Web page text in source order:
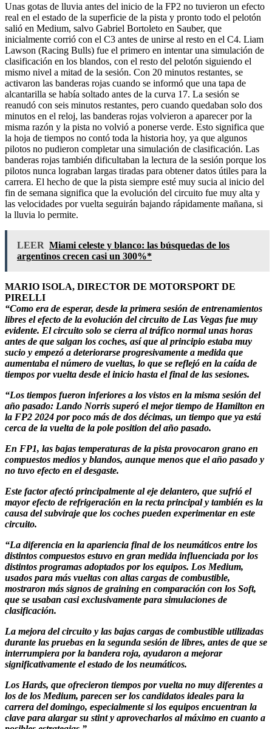
Unas gotas de lluvia antes del inicio de la FP2 no tuvieron un efecto
real en el estado de la superficie de la pista y pronto todo el pelotón
salió en Medium, salvo Gabriel Bortoleto en Sauber, que
inicialmente corrió con el C3 antes de unirse al resto en el C4. Liam
Lawson (Racing Bulls) fue el primero en intentar una simulación de
clasificación en los blandos, con el resto del pelotón siguiendo el
mismo nivel a mitad de la sesión. Con 20 minutos restantes, se
activaron las banderas rojas cuando se informó que una tapa de
alcantarilla se había soltado antes de la curva 17. La sesión se
reanudó con seis minutos restantes, pero cuando quedaban solo dos
minutos en el reloj, las banderas rojas volvieron a aparecer por la
misma razón y la pista no volvió a ponerse verde. Esto significa que
la hoja de tiempos no contó toda la historia hoy, ya que algunos
pilotos no pudieron completar una simulación de clasificación. Las
banderas rojas también dificultaban la lectura de la sesión porque los
pilotos nunca lograban largas tiradas para obtener datos útiles para la
carrera. El hecho de que la pista siempre esté muy sucia al inicio del
fin de semana significa que la evolución del circuito fue muy alta y
las velocidades por vuelta seguirán bajando rápidamente mañana, si
la lluvia lo permite.
LEER Miami celeste y blanco: las búsquedas de los
argentinos crecen casi un 300%*
MARIO ISOLA, DIRECTOR DE MOTORSPORT DE
PIRELLI
“Como era de esperar, desde la primera sesión de entrenamientos
libres el efecto de la evolución del circuito de Las Vegas fue muy
evidente. El circuito solo se cierra al tráfico normal unas horas
antes de que salgan los coches, así que al principio estaba muy
sucio y empezó a deteriorarse progresivamente a medida que
aumentaba el número de vueltas, lo que se reflejó en la caída de
tiempos por vuelta desde el inicio hasta el final de las sesiones.
“Los tiempos fueron inferiores a los vistos en la misma sesión del
año pasado: Lando Norris superó el mejor tiempo de Hamilton en
la FP2 2024 por poco más de dos décimas, un tiempo que ya está
cerca de la vuelta de la pole position del año pasado.
En FP1, las bajas temperaturas de la pista provocaron grano en
compuestos medios y blandos, aunque menos que el año pasado y
no tuvo efecto en el desgaste.
Este factor afectó principalmente al eje delantero, que sufrió el
mayor efecto de refrigeración en la recta principal y también es la
causa del subviraje que los coches pueden experimentar en este
circuito.
“La diferencia en la apariencia final de los neumáticos entre los
distintos compuestos estuvo en gran medida influenciada por los
distintos programas adoptados por los equipos. Los Medium,
usados para más vueltas con altas cargas de combustible,
mostraron más signos de graining en comparación con los Soft,
que se usaban casi exclusivamente para simulaciones de
clasificación.
La mejora del circuito y las bajas cargas de combustible utilizadas
durante las pruebas en la segunda sesión de libres, antes de que se
interrumpiera por la bandera roja, ayudaron a mejorar
significativamente el estado de los neumáticos.
Los Hards, que ofrecieron tiempos por vuelta no muy diferentes a
los de los Medium, parecen ser los candidatos ideales para la
carrera del domingo, especialmente si los equipos encuentran la
clave para alargar su stint y aprovecharlos al máximo en cuanto a